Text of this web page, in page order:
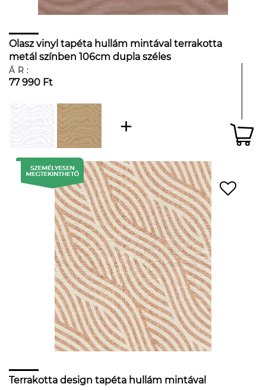
Olasz vinyl tapéta hullám mintával terrakotta
metál színben 106cm dupla széles
ÁR:
77 990 Ft
Terrakotta design tapéta hullám mintával